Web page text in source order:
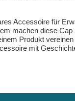
Accessoire für
machen diese
Produkt
mit